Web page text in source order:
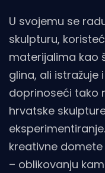
U svojemu se
skulpturu,
materijalima kao
glina, ali istražuje
doprinoseći tako
hrvatske
kreativne
– oblikovanju